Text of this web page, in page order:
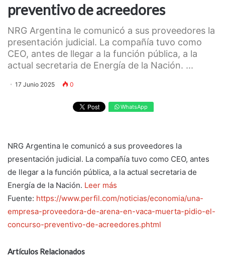
preventivo de acreedores
NRG Argentina le comunicó a sus proveedores la
presentación judicial. La compañía tuvo como
CEO, antes de llegar a la función pública, a la
actual secretaria de Energía de la Nación. ...
17 Junio 2025 0
WhatsApp
NRG Argentina le comunicó a sus proveedores la
presentación judicial. La compañía tuvo como CEO, antes
de llegar a la función pública, a la actual secretaria de
Energía de la Nación. Leer más
Fuente: https://www.perfil.com/noticias/economia/una-
empresa-proveedora-de-arena-en-vaca-muerta-pidio-el-
concurso-preventivo-de-acreedores.phtml
Artículos Relacionados